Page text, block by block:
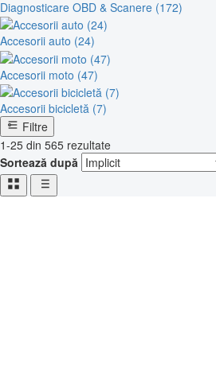
Diagnosticare OBD & Scanere (172)
Accesorii auto (24)
Accesorii moto (47)
Accesorii bicicletă (7)
Filtre
1-25 din 565 rezultate
Sortează după